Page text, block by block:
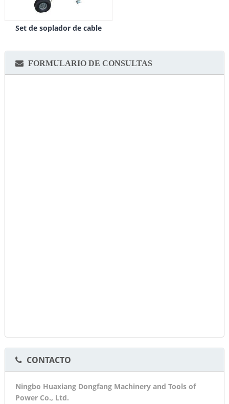
Set de soplador de cable
FORMULARIO DE CONSULTAS
CONTACTO
Ningbo Huaxiang Dongfang Machinery and Tools of
Power Co., Ltd.